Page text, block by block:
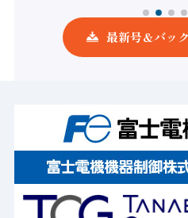
最新号＆バッ